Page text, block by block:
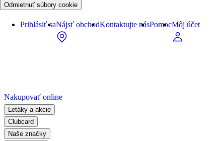
Odmietnuť súbory cookie
Prihlásiť saNájsť obchodKontaktujte násPomocMôj účet
Nakupovať online
Letáky a akcie
Clubcard
Naše značky